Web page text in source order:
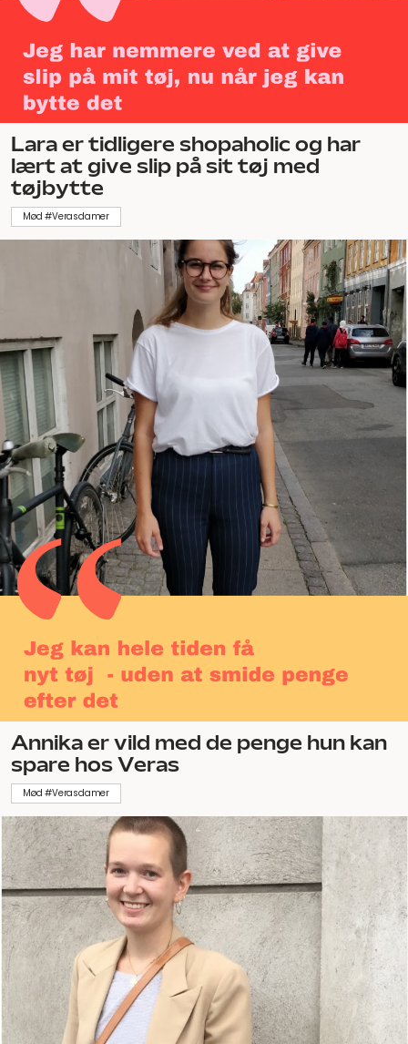
Lara er tidligere shopaholic og har
lært at give slip på sit tøj med
tøjbytte
Mød #Verasdamer
Annika er vild med de penge hun kan
spare hos Veras
Mød #Verasdamer